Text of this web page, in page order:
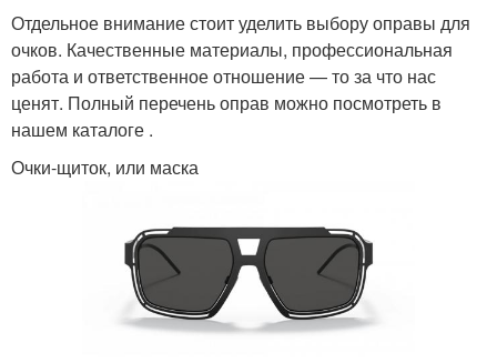
Отдельное внимание стоит уделить выбору оправы для
очков. Качественные материалы, профессиональная
работа и ответственное отношение — то за что нас
ценят. Полный перечень оправ можно посмотреть в
нашем каталоге .
Очки-щиток, или маска